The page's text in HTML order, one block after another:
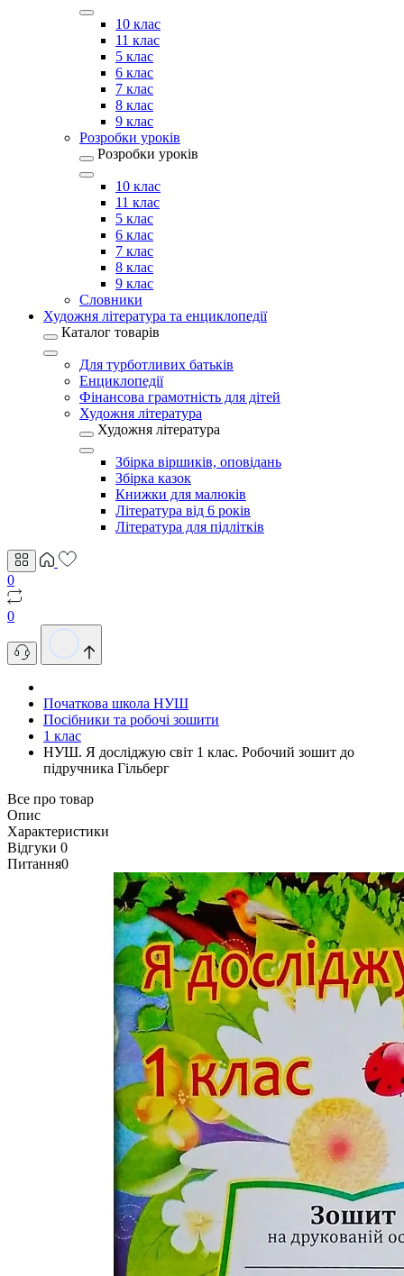
10 клас
11 клас
5 клас
6 клас
7 клас
8 клас
9 клас
Розробки уроків
Розробки уроків
10 клас
11 клас
5 клас
6 клас
7 клас
8 клас
9 клас
Словники
Художня література та енциклопедії
Каталог товарів
Для турботливих батьків
Енциклопедії
Фінансова грамотність для дітей
Художня література
Художня література
Збірка віршиків, оповідань
Збірка казок
Книжки для малюків
Література від 6 років
Література для підлітків
0
0
Початкова школа НУШ
Посібники та робочі зошити
1 клас
НУШ. Я досліджую світ 1 клас. Робочий зошит до
підручника Гільберг
Все про товар
Опис
Характеристики
Відгуки 0
Питання0